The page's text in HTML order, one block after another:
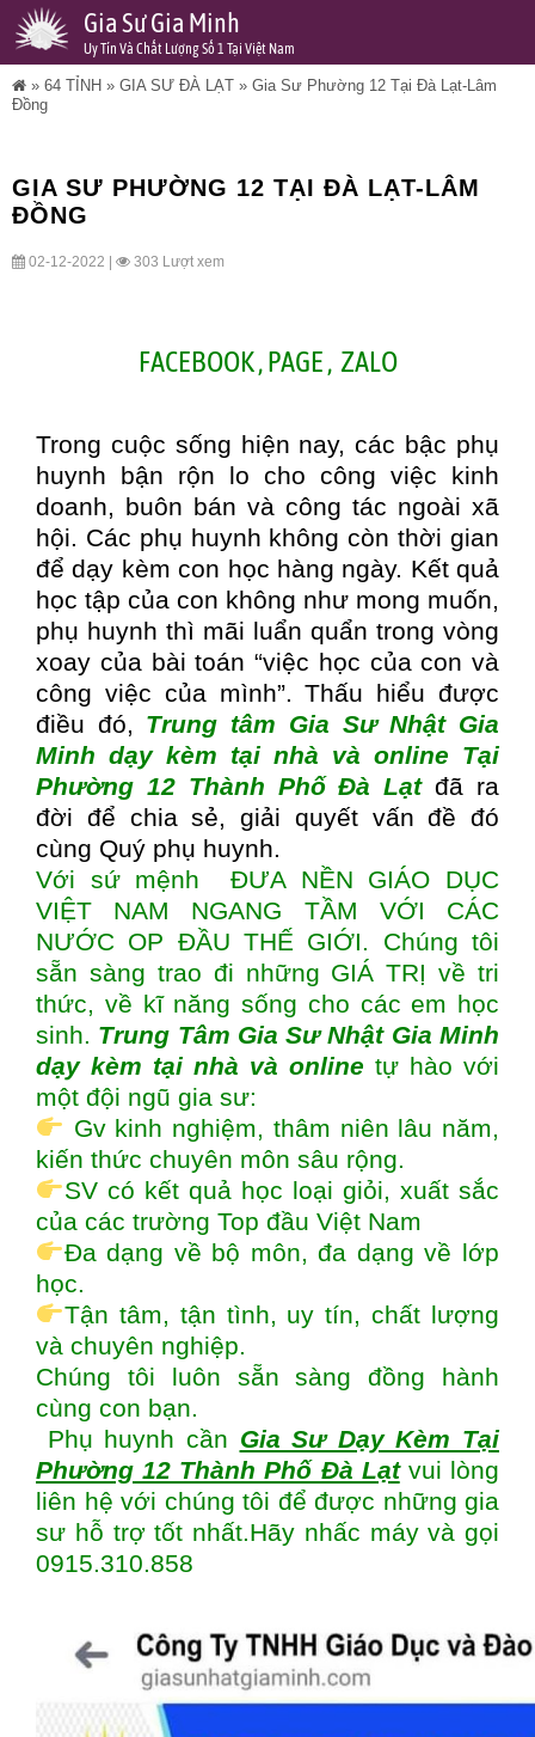
Gia Sư Gia Minh
Uy Tín Và Chất Lượng Số 1 Tại Việt Nam
» 64 TỈNH » GIA SƯ ĐÀ LẠT » Gia Sư Phường 12 Tại Đà Lạt-Lâm
Đồng
GIA SƯ PHƯỜNG 12 TẠI ĐÀ LẠT-LÂM
ĐỒNG
02-12-2022 | 303 Lượt xem
FACEBOOK,PAGE, ZALO
Trong cuộc sống hiện nay, các bậc phụ
huynh bận rộn lo cho công việc kinh
doanh, buôn bán và công tác ngoài xã
hội. Các phụ huynh không còn thời gian
để dạy kèm con học hàng ngày. Kết quả
học tập của con không như mong muốn,
phụ huynh thì mãi luẩn quẩn trong vòng
xoay của bài toán “việc học của con và
công việc của mình”. Thấu hiểu được
điều đó, Trung tâm Gia Sư Nhật Gia
Minh dạy kèm tại nhà và online Tại
Phường 12 Thành Phố Đà Lạtđã ra
đời để chia sẻ, giải quyết vấn đề đó
cùng Quý phụ huynh.
Với sứ mệnh ĐƯA NỀN GIÁO DỤC
VIỆT NAM NGANG TẦM VỚI CÁC
NƯỚC OP ĐẦU THẾ GIỚI. Chúng tôi
sẵn sàng trao đi những GIÁ TRỊ về tri
thức, về kĩ năng sống cho các em học
sinh. Trung Tâm Gia Sư Nhật Gia Minh
dạy kèm tại nhà và online tự hào với
một đội ngũ gia sư:
Gv kinh nghiệm, thâm niên lâu năm,
kiến thức chuyên môn sâu rộng.
SV có kết quả học loại giỏi, xuất sắc
của các trường Top đầu Việt Nam
Đa dạng về bộ môn, đa dạng về lớp
học.
Tận tâm, tận tình, uy tín, chất lượng
và chuyên nghiệp.
Chúng tôi luôn sẵn sàng đồng hành
cùng con bạn.
Phụ huynh cần Gia Sư Dạy Kèm Tại
Phường 12 Thành Phố Đà Lạtvui lòng
liên hệ với chúng tôi để được những gia
sư hỗ trợ tốt nhất.Hãy nhấc máy và gọi
0915.310.858